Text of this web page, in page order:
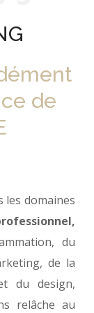
de
les domaines
du
de la
du design,
relâche au